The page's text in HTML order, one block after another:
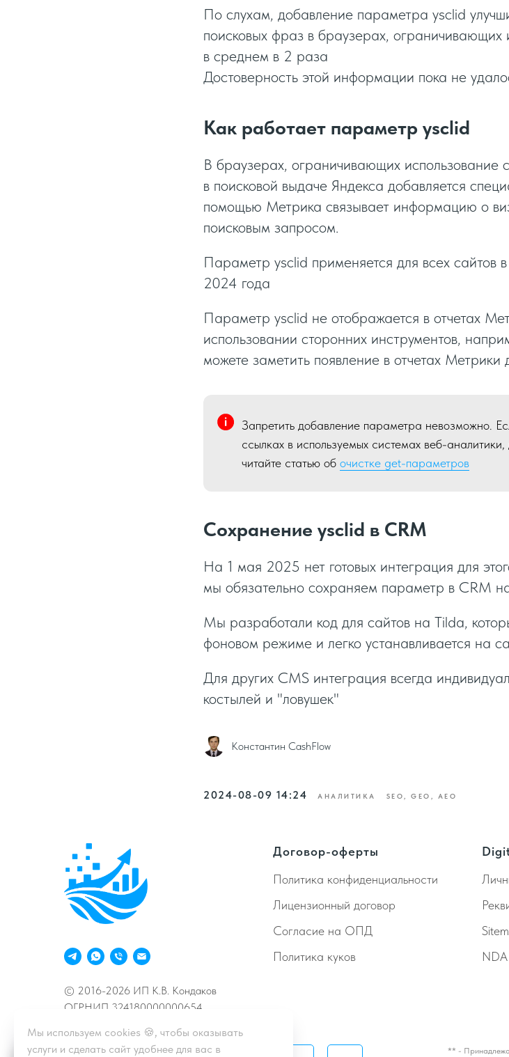
По слухам, добавление параметра ysclid
поисковых фраз в браузерах, ограничивающих
в среднем в 2 раза
Достоверность этой информации пока не
Как работает параметр ysclid
В браузерах, ограничивающих использование
в поисковой выдаче Яндекса добавляется
помощью Метрика связывает информацию о
поисковым запросом.
Параметр ysclid применяется для всех сайтов
2024 года
Параметр ysclid не отображается в отчетах
использовании сторонних инструментов,
можете заметить появление в отчетах
Запретить добавление параметра невозможно.
ссылках в используемых системах веб-
читайте статью об очистке get-параметров
Сохранение ysclid в CRM
На 1 мая 2025 нет готовых интеграция для
мы обязательно сохраняем параметр в CRM
Мы разработали код для сайтов на Tilda,
фоновом режиме и легко устанавливается на
Для других CMS интеграция всегда
костылей и "ловушек"
Константин CashFlow
2024-08-09 14:24 АНАЛИТИКА SEO, GEO, AEO
© 2016-2026 ИП К.В. Кондаков
ОГРНИП 324180000000654
Договор-оферты
Политика конфиденциальности
Лицензионный договор
Согласие на ОПД
Политика куков
NDA
** -
Мы используем cookies 🍪, чтобы оказывать
услуги и сделать сайт удобнее для вас в